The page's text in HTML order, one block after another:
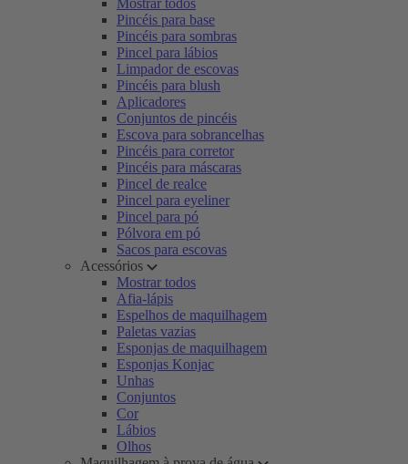
Mostrar todos
Pincéis para base
Pincéis para sombras
Pincel para lábios
Limpador de escovas
Pincéis para blush
Aplicadores
Conjuntos de pincéis
Escova para sobrancelhas
Pincéis para corretor
Pincéis para máscaras
Pincel de realce
Pincel para eyeliner
Pincel para pó
Pólvora em pó
Sacos para escovas
Acessórios
Mostrar todos
Afia-lápis
Espelhos de maquilhagem
Paletas vazias
Esponjas de maquilhagem
Esponjas Konjac
Unhas
Conjuntos
Cor
Lábios
Olhos